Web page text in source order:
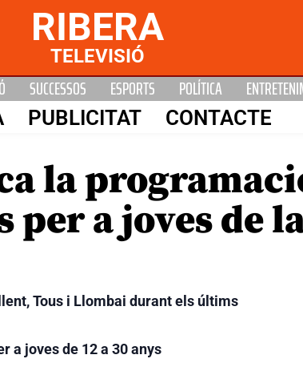
RIBERA
TELEVISIÓ
SUCCESSOS ESPORTS POLÍTICA
PUBLICITAT CONTACTE
la
a joves de
Tous i Llombai durant els últims
a joves de 12 a 30 anys